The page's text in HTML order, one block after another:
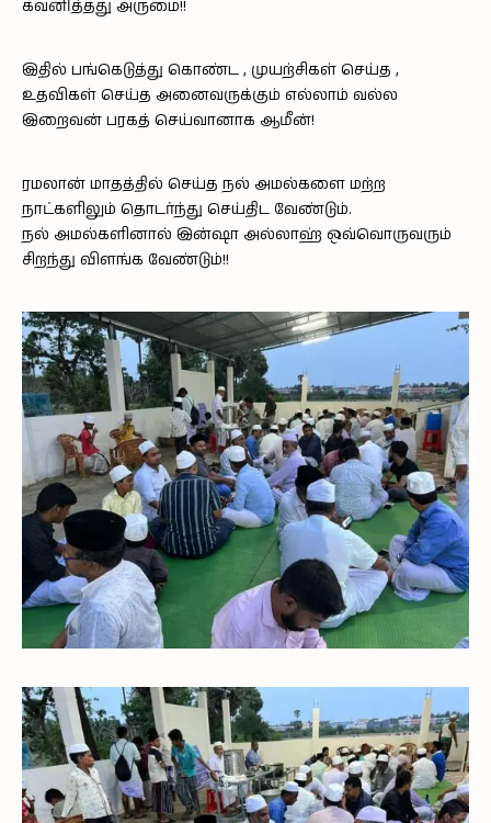
கவனித்தது அருமை!!
இதில் பங்கெடுத்து கொண்ட , முயற்சிகள் செய்த ,
உதவிகள் செய்த அனைவருக்கும் எல்லாம் வல்ல
இறைவன் பரகத் செய்வானாக ஆமீன்!
ரமலான் மாதத்தில் செய்த நல் அமல்களை மற்ற
நாட்களிலும் தொடர்ந்து செய்திட வேண்டும்.
நல் அமல்களினால் இன்ஷா அல்லாஹ் ஒவ்வொருவரும்
சிறந்து விளங்க வேண்டும்!!